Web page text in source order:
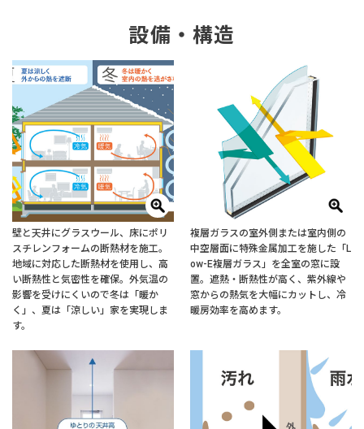
設備・構造
壁と天井にグラスウール、床にポリ
スチレンフォームの断熱材を施工。
地域に対応した断熱材を使用し、高
い断熱性と気密性を確保。外気温の
影響を受けにくいので冬は「暖か
く」、夏は「涼しい」家を実現しま
す。
複層ガラスの室外側または室内側の
中空層面に特殊金属加工を施した「L
ow-E複層ガラス」を全室の窓に設
置。遮熱・断熱性が高く、紫外線や
窓からの熱気を大幅にカットし、冷
暖房効率を高めます。